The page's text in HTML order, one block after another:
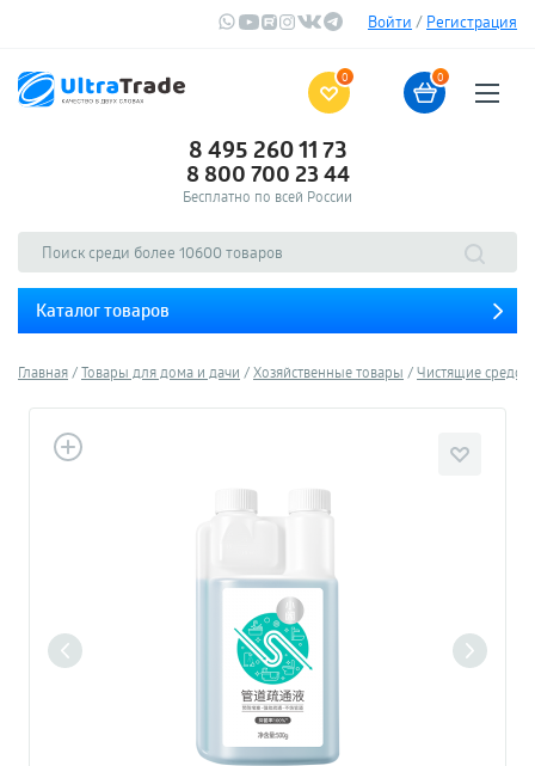
Войти / Регистрация
0 0
8 495 260 11 73
8 800 700 23 44
Бесплатно по всей России
Каталог товаров
Главная Товары для дома и дачи Хозяйственные товары Чистящие